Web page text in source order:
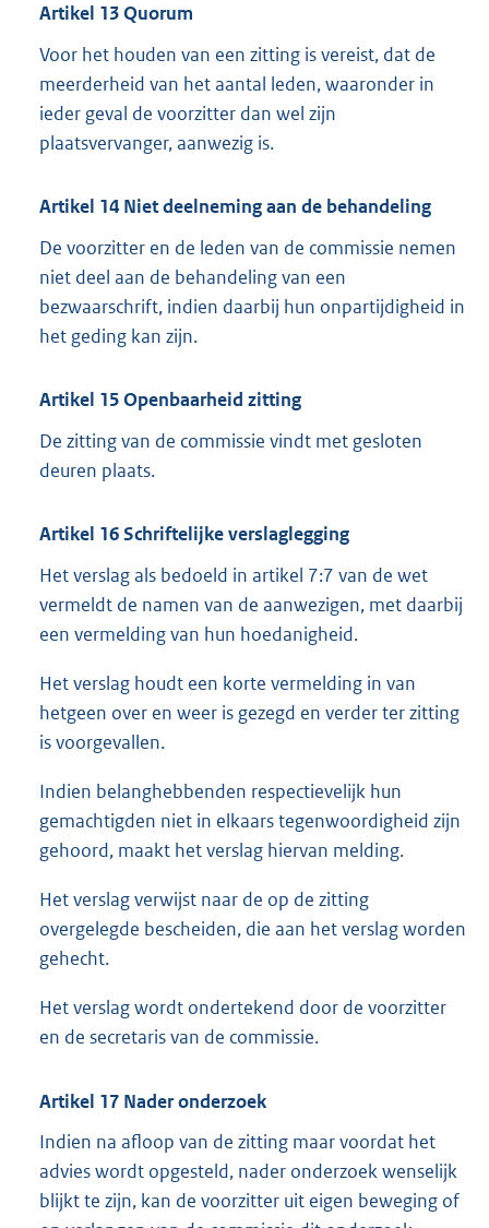
Artikel 13 Quorum
Voor het houden van een zitting is vereist, dat de
meerderheid van het aantal leden, waaronder in
ieder geval de voorzitter dan wel zijn
plaatsvervanger, aanwezig is.
Artikel 14 Niet deelneming aan de behandeling
De voorzitter en de leden van de commissie nemen
niet deel aan de behandeling van een
bezwaarschrift, indien daarbij hun onpartijdigheid in
het geding kan zijn.
Artikel 15 Openbaarheid zitting
De zitting van de commissie vindt met gesloten
deuren plaats.
Artikel 16 Schriftelijke verslaglegging
Het verslag als bedoeld in artikel 7:7 van de wet
vermeldt de namen van de aanwezigen, met daarbij
een vermelding van hun hoedanigheid.
Het verslag houdt een korte vermelding in van
hetgeen over en weer is gezegd en verder ter zitting
is voorgevallen.
Indien belanghebbenden respectievelijk hun
gemachtigden niet in elkaars tegenwoordigheid zijn
gehoord, maakt het verslag hiervan melding.
Het verslag verwijst naar de op de zitting
overgelegde bescheiden, die aan het verslag worden
gehecht.
Het verslag wordt ondertekend door de voorzitter
en de secretaris van de commissie.
Artikel 17 Nader onderzoek
Indien na afloop van de zitting maar voordat het
advies wordt opgesteld, nader onderzoek wenselijk
blijkt te zijn, kan de voorzitter uit eigen beweging of